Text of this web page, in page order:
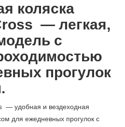
коляска
— легкая,
с
прогулок
— удобная и вездеходная
для ежедневных прогулок с